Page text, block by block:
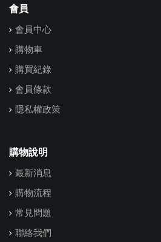
會員
會員中心
購物車
購買紀錄
會員條款
隱私權政策
購物說明
最新消息
購物流程
常見問題
聯絡我們